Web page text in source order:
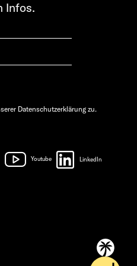
Infos.
Datenschutzerklärung zu.
Youtube LinkedIn